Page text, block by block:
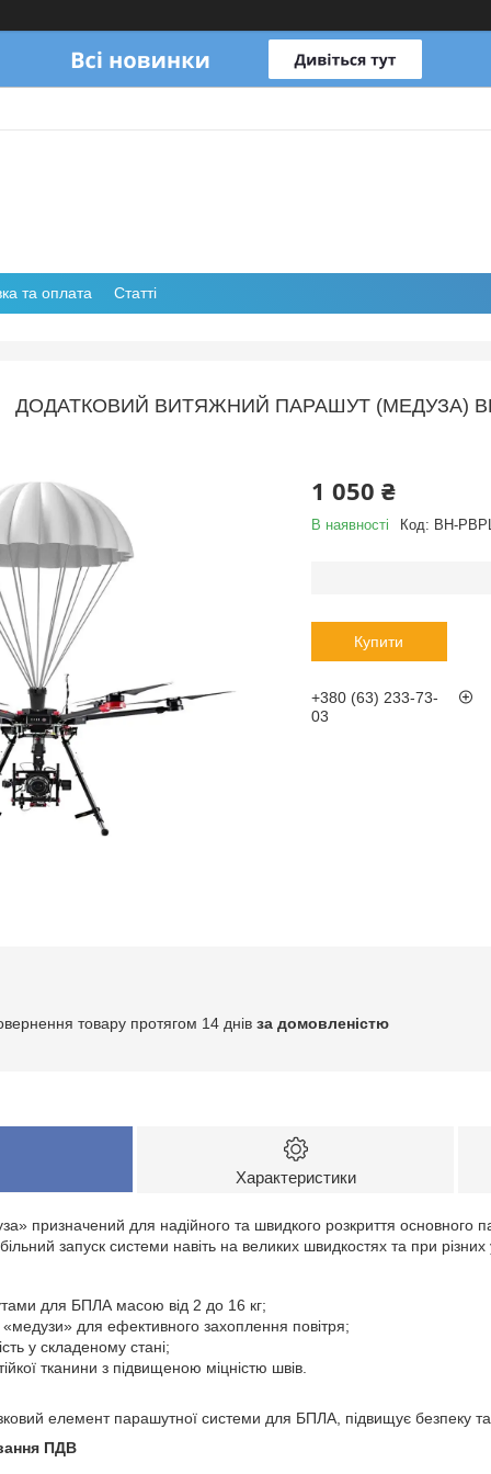
та оплата Статті
ДОДАТКОВИЙ ВИТЯЖНИЙ ПАРАШУТ (МЕДУЗА)
1 050 ₴
В наявності Код: BH-
Купити
+380 (63) 233-73-
03
товару протягом 14 днів за домовленістю
Характеристики
призначений для надійного та швидкого розкриття основного
запуск системи навіть на великих швидкостях та при
для БПЛА масою від 2 до 16 кг;
для ефективного захоплення повітря;
у складеному стані;
тканини з підвищеною міцністю швів.
елемент парашутної системи для БПЛА, підвищує безпеку
ПДВ